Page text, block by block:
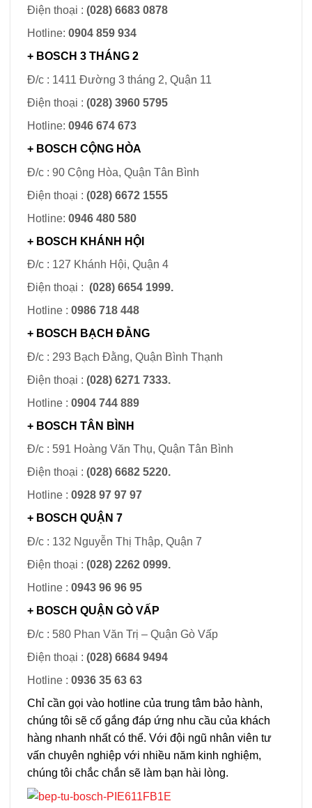
Điện thoại : (028) 6683 0878
Hotline: 0904 859 934
+ BOSCH 3 THÁNG 2
Đ/c : 1411 Đường 3 tháng 2, Quận 11
Điện thoại : (028) 3960 5795
Hotline: 0946 674 673
+ BOSCH CỘNG HÒA
Đ/c : 90 Cộng Hòa, Quận Tân Bình
Điện thoại : (028) 6672 1555
Hotline: 0946 480 580
+ BOSCH KHÁNH HỘI
Đ/c : 127 Khánh Hội, Quận 4
Điện thoại : (028) 6654 1999.
Hotline : 0986 718 448
+ BOSCH BẠCH ĐẰNG
Đ/c : 293 Bạch Đằng, Quận Bình Thạnh
Điện thoại : (028) 6271 7333.
Hotline : 0904 744 889
+ BOSCH TÂN BÌNH
Đ/c : 591 Hoàng Văn Thụ, Quận Tân Bình
Điện thoại : (028) 6682 5220.
Hotline : 0928 97 97 97
+ BOSCH QUẬN 7
Đ/c : 132 Nguyễn Thị Thập, Quận 7
Điện thoại : (028) 2262 0999.
Hotline : 0943 96 96 95
+ BOSCH QUẬN GÒ VẤP
Đ/c : 580 Phan Văn Trị – Quận Gò Vấp
Điện thoại : (028) 6684 9494
Hotline : 0936 35 63 63
Chỉ cần gọi vào hotline của trung tâm bảo hành,
chúng tôi sẽ cố gắng đáp ứng nhu cầu của khách
hàng nhanh nhất có thể. Với đội ngũ nhân viên tư
vấn chuyên nghiệp với nhiều năm kinh nghiệm,
chúng tôi chắc chắn sẽ làm bạn hài lòng.